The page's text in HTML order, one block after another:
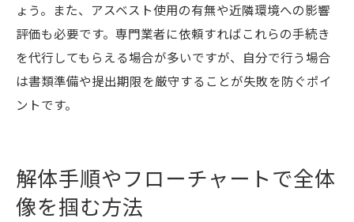
ょう。また、アスベスト使用の有無や近隣環境への影響
評価も必要です。専門業者に依頼すればこれらの手続き
を代行してもらえる場合が多いですが、自分で行う場合
は書類準備や提出期限を厳守することが失敗を防ぐポイ
ントです。
解体手順やフローチャートで全体
像を掴む方法